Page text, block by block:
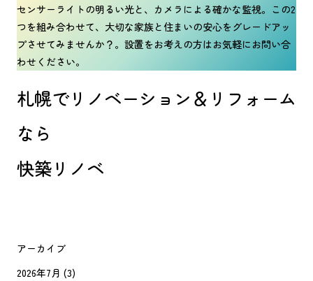
アーカイブ
2026年7月 (3)
センサーライトの明るい光と、カメラによる確かな監視。この2
つを組み合わせて、大切な家族と住まいの安心をグレードアッ
プさせてみませんか？。設置をお考えの方はお気軽にお問い合
わせください。
札幌でリノベーション＆リフォーム
なら
快築リノベ